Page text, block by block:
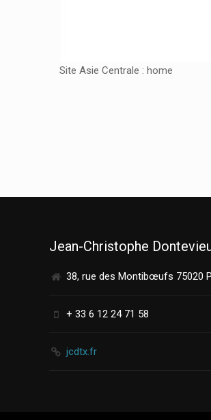
Site Asie Centrale : home
Jean-Christophe
38, rue des Montibœufs 75020
+ 33 6 12 24 71 58
jcdtx.fr